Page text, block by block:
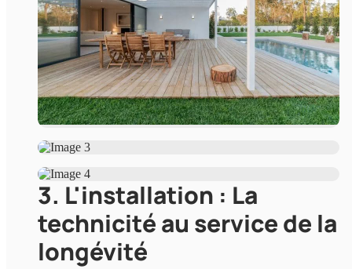
3. L'installation : La
technicité au service de la
longévité